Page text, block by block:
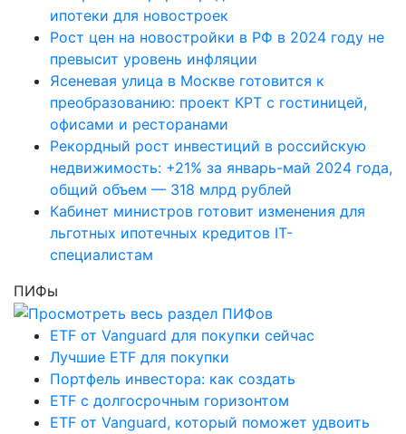
ипотеки для новостроек
Рост цен на новостройки в РФ в 2024 году не
превысит уровень инфляции
Ясеневая улица в Москве готовится к
преобразованию: проект КРТ с гостиницей,
офисами и ресторанами
Рекордный рост инвестиций в российскую
недвижимость: +21% за январь-май 2024 года,
общий объем — 318 млрд рублей
Кабинет министров готовит изменения для
льготных ипотечных кредитов IT-
специалистам
ПИФы
ETF от Vanguard для покупки сейчас
Лучшие ETF для покупки
Портфель инвестора: как создать
ETF с долгосрочным горизонтом
ETF от Vanguard, который поможет удвоить